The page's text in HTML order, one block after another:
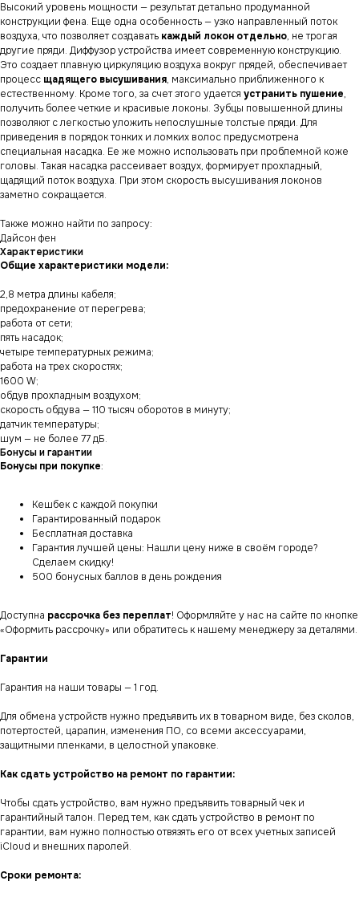
Высокий уровень мощности — результат детально продуманной
конструкции фена. Еще одна особенность — узко направленный поток
воздуха, что позволяет создавать каждый локон отдельно, не трогая
другие пряди. Диффузор устройства имеет современную конструкцию.
Это создает плавную циркуляцию воздуха вокруг прядей, обеспечивает
процесс щадящего высушивания, максимально приближенного к
естественному. Кроме того, за счет этого удается устранить пушение,
получить более четкие и красивые локоны. Зубцы повышенной длины
позволяют с легкостью уложить непослушные толстые пряди. Для
приведения в порядок тонких и ломких волос предусмотрена
специальная насадка. Ее же можно использовать при проблемной коже
головы. Такая насадка рассеивает воздух, формирует прохладный,
щадящий поток воздуха. При этом скорость высушивания локонов
заметно сокращается.
Также можно найти по запросу:
Дайсон фен
Характеристики
Общие характеристики модели:
2,8 метра длины кабеля;
предохранение от перегрева;
работа от сети;
пять насадок;
четыре температурных режима;
работа на трех скоростях;
1600 W;
обдув прохладным воздухом;
скорость обдува — 110 тысяч оборотов в минуту;
датчик температуры;
шум — не более 77 дБ.
Бонусы и гарантии
Бонусы при покупке:
Кешбек с каждой покупки
Гарантированный подарок
Бесплатная доставка
Гарантия лучшей цены: Нашли цену ниже в своём городе?
Сделаем скидку!
500 бонусных баллов в день рождения
Доступна рассрочка без переплат! Оформляйте у нас на сайте по кнопке
«Оформить рассрочку» или обратитесь к нашему менеджеру за деталями.
Гарантии
Гарантия на наши товары — 1 год.
Для обмена устройств нужно предъявить их в товарном виде, без сколов,
потертостей, царапин, изменения ПО, со всеми аксессуарами,
защитными пленками, в целостной упаковке.
Как сдать устройство на ремонт по гарантии:
Чтобы сдать устройство, вам нужно предъявить товарный чек и
гарантийный талон. Перед тем, как сдать устройство в ремонт по
гарантии, вам нужно полностью отвязять его от всех учетных записей
iCloud и внешних паролей.
Сроки ремонта: